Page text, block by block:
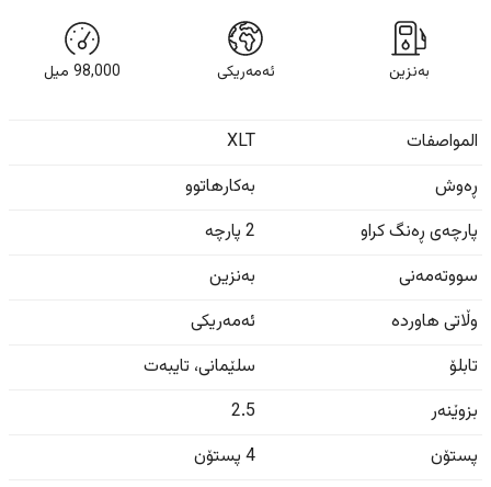
بەنزین ئەمەریکی 98,000 ميل
المواصفات
XLT
ڕەوش
بەکارهاتوو
پارچەی ڕەنگ کراو
2 پارچە
سووتەمەنی
بەنزین
وڵاتی هاوردە
ئەمەریکی
تابلۆ
سلێمانی، تایبەت
بزوێنەر
2.5
پستۆن
4 پستۆن